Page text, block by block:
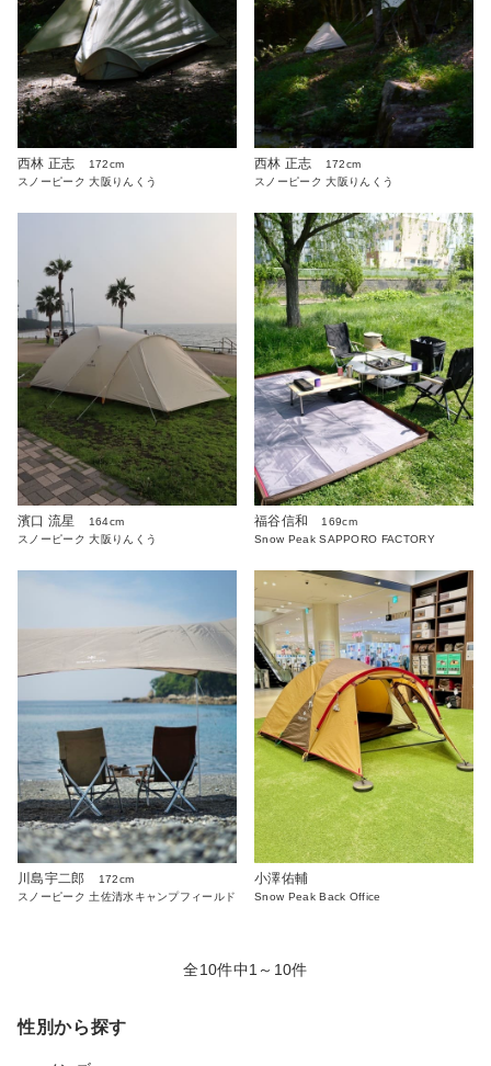
西林 正志
172cm
スノーピーク 大阪りんくう
西林 正志
172cm
スノーピーク 大阪りんくう
濱口 流星
164cm
スノーピーク 大阪りんくう
福谷信和
169cm
Snow Peak SAPPORO FACTORY
川島宇二郎
172cm
スノーピーク 土佐清水キャンプフィールド
小澤佑輔
Snow Peak Back Office
全10件中1～10件
性別から探す